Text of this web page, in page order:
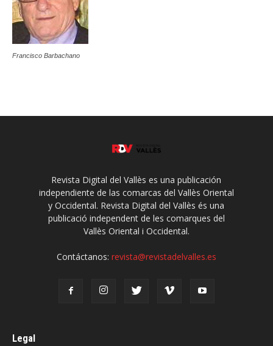
Francisco Barbachano
Revista Digital del Vallès es una publicación
independiente de las comarcas del Vallès Oriental
y Occidental. Revista Digital del Vallès és una
publicació independent de les comarques del
Vallès Oriental i Occidental.
Contáctanos: revista@revistadelvalles.es
Legal